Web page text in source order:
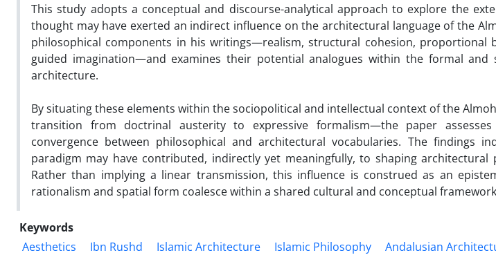
This study adopts a conceptual and discourse-analytical approach to explore the
thought may have exerted an indirect influence on the architectural language of the
philosophical components in his writings—realism, structural cohesion, proportional
guided imagination—and examines their potential analogues within the formal and
architecture.
By situating these elements within the sociopolitical and intellectual context of the
transition from doctrinal austerity to expressive formalism—the paper
convergence between philosophical and architectural vocabularies. The findings
paradigm may have contributed, indirectly yet meaningfully, to shaping
Rather than implying a linear transmission, this influence is construed as an
rationalism and spatial form coalesce within a shared cultural and conceptual
Keywords
Aesthetics
Ibn Rushd Islamic Architecture Islamic Philosophy Andalusian